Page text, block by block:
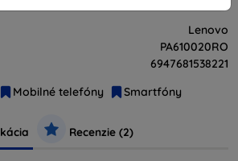
Lenovo
PA610020RO
6947681538221
Mobilné telefóny Smartfóny
Recenzie (2)